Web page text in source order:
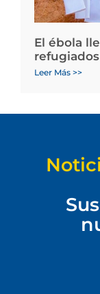
El ébola
Leer Más >>